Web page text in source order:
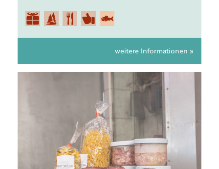
weitere Informationen »